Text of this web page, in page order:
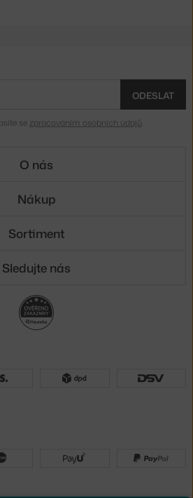
ODESLAT
se zpracováním osobních údajů
O nás
Nákup
Sortiment
Sledujte nás